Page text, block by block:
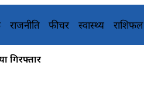
राजनीति फीचर स्वास्थ्य राशिफल
गिरफ्तार